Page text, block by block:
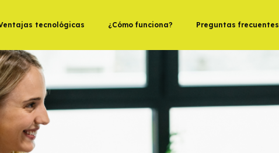
tecnológicas ¿Cómo funciona? Preguntas frecuentes